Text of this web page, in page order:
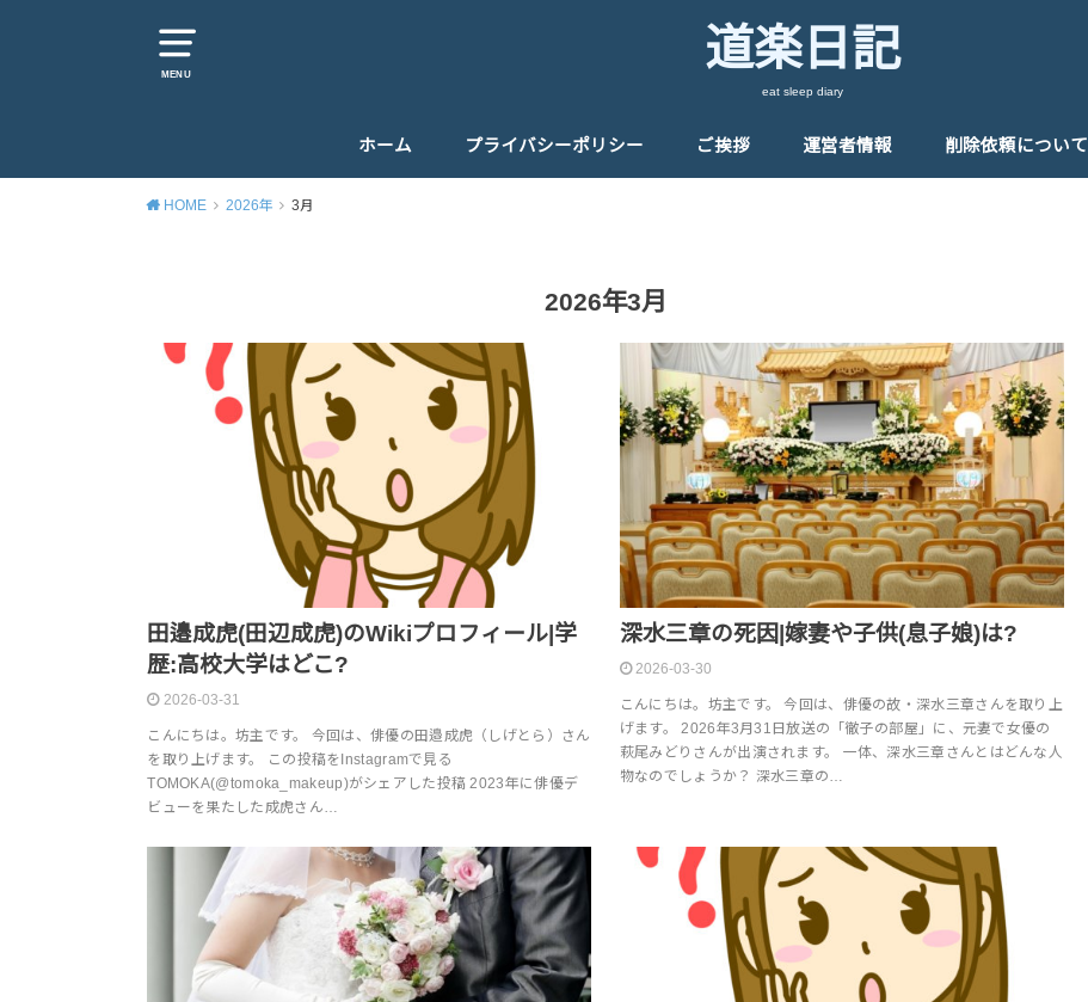
MENU 道楽日記
eat sleep diary
ホーム プライバシーポリシー ご挨拶 運営者情報 削除依頼について
HOME 2026年 3月
2026年3月
田邉成虎(田辺成虎)のWikiプロフィール|学
歴:高校大学はどこ?
2026-03-31
こんにちは。坊主です。 今回は、俳優の田邉成虎（しげとら）さん
を取り上げます。 この投稿をInstagramで見る
TOMOKA(@tomoka_makeup)がシェアした投稿 2023年に俳優デ
ビューを果たした成虎さん…
深水三章の死因|嫁妻や子供(息子娘)は?
2026-03-30
こんにちは。坊主です。 今回は、俳優の故・深水三章さんを取り上
げます。 2026年3月31日放送の「徹子の部屋」に、元妻で女優の
萩尾みどりさんが出演されます。 一体、深水三章さんとはどんな人
物なのでしょうか？ 深水三章の…